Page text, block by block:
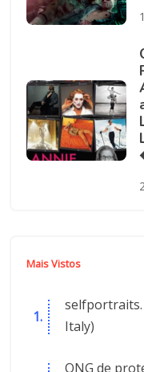
Mais Vistos
selfportraits.
Italy)
ONG de